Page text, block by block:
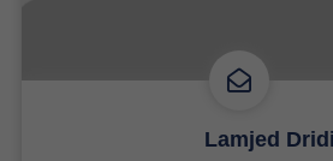
Lamjed Dridi